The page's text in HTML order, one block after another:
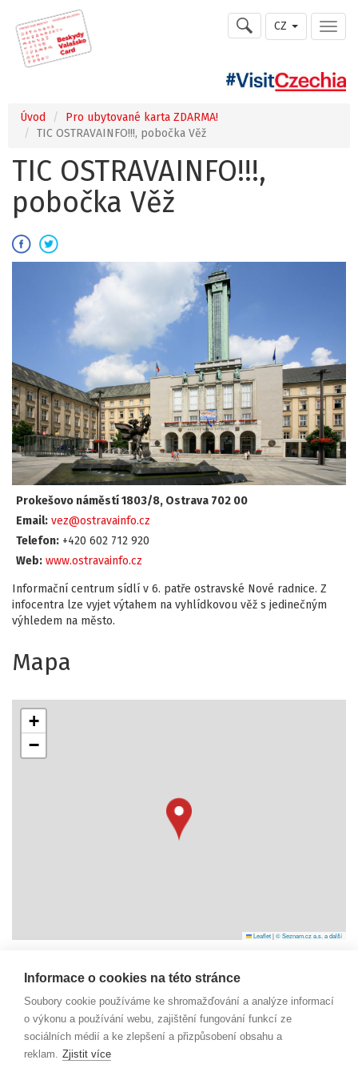
CZ
Úvod
Pro ubytované karta ZDARMA!
TIC OSTRAVAINFO!!!, pobočka Věž
TIC OSTRAVAINFO!!!,
pobočka Věž
Prokešovo náměstí 1803/8, Ostrava 702 00
Email: vez@ostravainfo.cz
Telefon: +420 602 712 920
Web: www.ostravainfo.cz
Informační centrum sídlí v 6. patře ostravské Nové radnice. Z
infocentra lze vyjet výtahem na vyhlídkovou věž s jedinečným
výhledem na město.
Mapa
+
−
Leaflet|© Seznam.cz a.s. a další
738 01 Frýdek-Místek
IČO: 29392055
Informace o cookies na této stránce
Soubory cookie používáme ke shromažďování a analýze informací
o výkonu a používání webu, zajištění fungování funkcí ze
sociálních médií a ke zlepšení a přizpůsobení obsahu a
reklam. Zjistit více